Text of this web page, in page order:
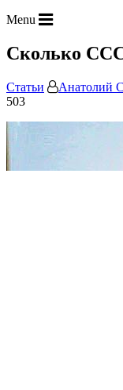
Menu
Сколько
Статьи Анатолий
503